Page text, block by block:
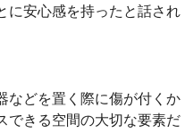
に安心感を持ったと話され
などを置く際に傷が付くか
できる空間の大切な要素だ